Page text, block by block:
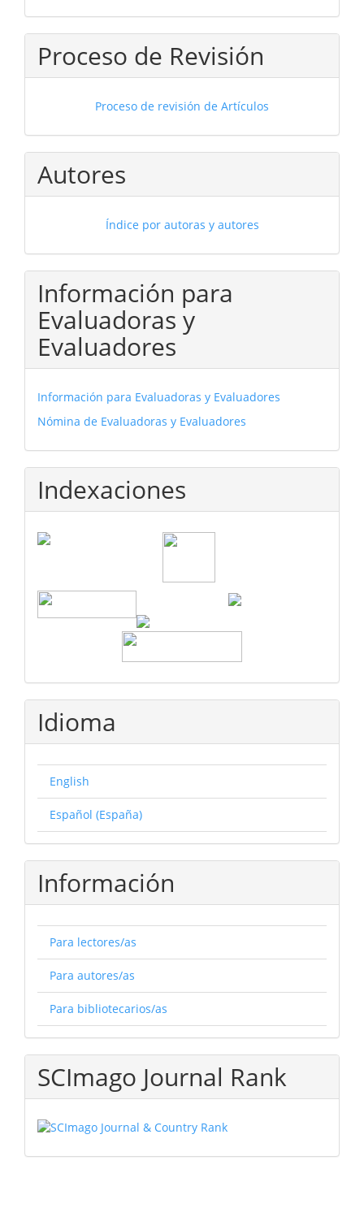
Proceso de Revisión
Proceso de revisión de Artículos
Autores
Índice por autoras y autores
Información para
Evaluadoras y
Evaluadores
Información para Evaluadoras y Evaluadores
Nómina de Evaluadoras y Evaluadores
Indexaciones
Idioma
English
Español (España)
Información
Para lectores/as
Para autores/as
Para bibliotecarios/as
SCImago Journal Rank